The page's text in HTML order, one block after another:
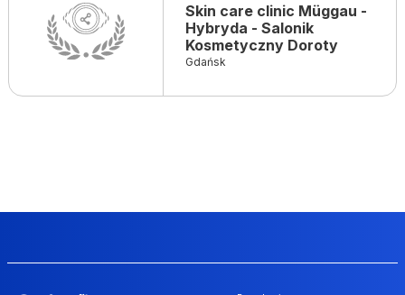
Skin care clinic Müggau -
Hybryda - Salonik
Kosmetyczny Doroty
Gdańsk